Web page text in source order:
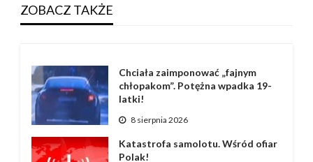
ZOBACZ TAKŻE
Chciała zaimponować „fajnym
chłopakom”. Potężna wpadka 19-
latki!
8 sierpnia 2026
Katastrofa samolotu. Wśród ofiar
Polak!